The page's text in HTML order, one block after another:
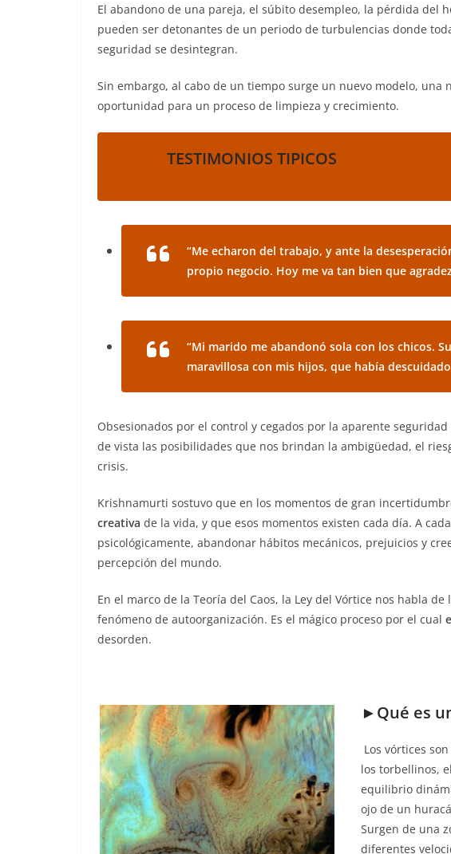
El abandono de una pareja, el súbito desempleo, la pérdida del
pueden ser detonantes de un periodo de turbulencias donde
seguridad se desintegran.
Sin embargo, al cabo de un tiempo surge un nuevo modelo, una
oportunidad para un proceso de limpieza y crecimiento.
TESTIMONIOS TIPICOS
“Me echaron del trabajo, y ante la
propio negocio. Hoy me va tan bien que
“Mi marido me abandonó sola con los chicos.
maravillosa con mis hijos, que había
Obsesionados por el control y cegados por la aparente
de vista las posibilidades que nos brindan la ambigüedad, el
crisis.
Krishnamurti sostuvo que en los momentos de gran
creativa de la vida, y que esos momentos existen cada día. A
psicológicamente, abandonar hábitos mecánicos, prejuicios y
percepción del mundo.
En el marco de la Teoría del Caos, la Ley del Vórtice nos habla
fenómeno de autoorganización. Es el mágico proceso por el cual
desorden.
►Qué es
Los vórtices
los torbellinos,
equilibrio
ojo de un
Surgen de una
diferentes